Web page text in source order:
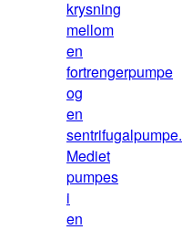
krysning
mellom
en
fortrengerpumpe
og
en
sentrifugalpumpe.
Mediet
pumpes
i
en